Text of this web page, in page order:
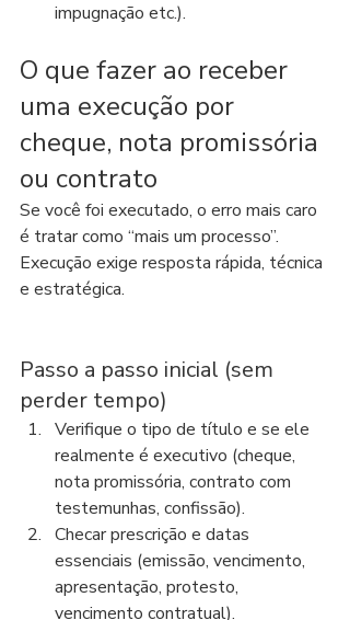
impugnação etc.).
O que fazer ao receber
uma execução por
cheque, nota promissória
ou contrato
Se você foi executado, o erro mais caro
é tratar como “mais um processo”.
Execução exige resposta rápida, técnica
e estratégica.
Passo a passo inicial (sem
perder tempo)
Verifique o tipo de título e se ele
realmente é executivo (cheque,
nota promissória, contrato com
testemunhas, confissão).
Checar prescrição e datas
essenciais (emissão, vencimento,
apresentação, protesto,
vencimento contratual).